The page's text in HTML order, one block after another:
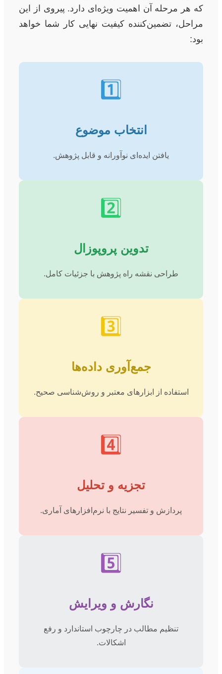
که هر مرحله آن اهمیت ویژه‌ای دارد. پیروی از این
مراحل، تضمین‌کننده کیفیت نهایی کار شما خواهد
بود:
1️⃣
انتخاب موضوع
یافتن ایده‌ای نوآورانه و قابل پژوهش.
2️⃣
تدوین پروپوزال
طراحی نقشه راه پژوهش با جزئیات کامل.
3️⃣
جمع‌آوری داده‌ها
استفاده از ابزارهای معتبر و روش‌شناسی صحیح.
4️⃣
تجزیه و تحلیل
پردازش و تفسیر نتایج با نرم‌افزارهای آماری.
5️⃣
نگارش و ویرایش
تنظیم مطالب در چارچوب استاندارد و رفع
اشکالات.